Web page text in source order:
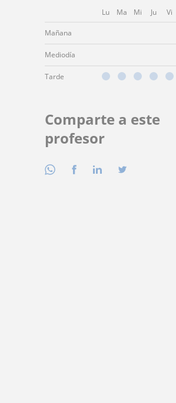
Lu Ma Mi Ju Vi
Mañana
Mediodía
Tarde
Comparte a este
profesor